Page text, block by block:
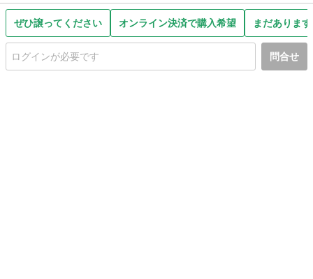
ぜひ譲ってください オンライン決済で購入希望 まだありま
問合せ